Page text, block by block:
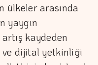
ülkeler arasında
yaygın
kaydeden
dijital yetkinliği